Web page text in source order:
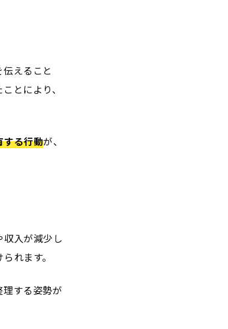
えること
とにより、
する行動が、
入が減少し
れます。
する姿勢が